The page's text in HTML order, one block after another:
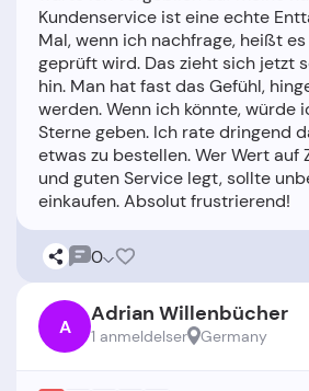
Kundenservice ist eine echte
Mal, wenn ich nachfrage, heißt
geprüft wird. Das zieht sich jetzt
hin. Man hat fast das Gefühl,
werden. Wenn ich könnte, würde
Sterne geben. Ich rate dringend
etwas zu bestellen. Wer Wert auf
und guten Service legt, sollte
0
A Adrian Willenbücher
1 anmeldelser Germany